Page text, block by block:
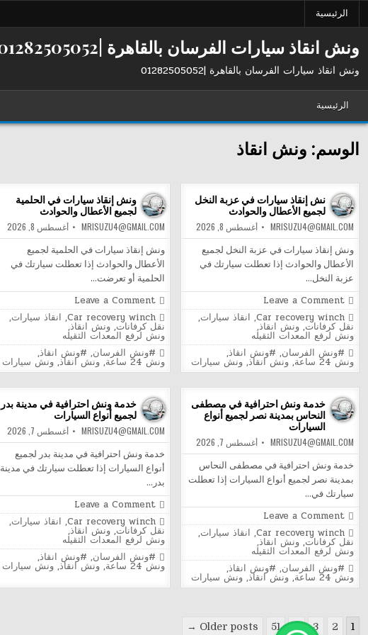
الرئيسية
ونش انقاذ سيارات الفرسان بالقاهرة |01282505052
ونش انقاذ سيارات الفرسان بالقاهرة |01282505052
الرئيسية
الوسم: ونش انقاذ
ونش إنقاذ سيارات في الحلمية
لجميع الأعطال والحوادث
MRISUZU4@GMAIL.COM أغسطس 8, 2026
ونش إنقاذ سيارات في الحلمية لجميع
الأعطال والحوادث إذا تعطلت سيارتك في
الحلمية أو تعرضت…
Leave a Comment
on
ونش
إنقاذ
سيارات
في
الحلمية
لجميع
الأعطال
والحوادث
Posted
in
Car recovery winch
, انقاذ سيارات,
نقل كرفانات, ونش انقاذ,
ونش لرفع المعدات الثقيله
Tagged
#ونش الفرسان, #ونش انقاذ,
ونش 24 ساعة , ونش انقاذ, ونش سيارات
نش إنقاذ سيارات في عزبة النخل
لجميع الأعطال والحوادث
MRISUZU4@GMAIL.COM أغسطس 8, 2026
ونش إنقاذ سيارات في عزبة النخل لجميع
الأعطال والحوادث إذا تعطلت سيارتك في
عزبة النخل…
Leave a Comment
نش
إنقاذ
سيارات
في
عزبة
النخل
لجميع
الأعطال
Posted
in
Car recovery winch
, انقاذ سيارات,
نقل كرفانات,ونش انقاذ,
ونش لرفع المعدات الثقيله
Tagged
#ونش الفرسان, #ونش انقاذ,
ونش 24 ساعة ,ونش انقاذ,ونش سيارات
خدمة ونش احترافية في مدينة بدر
لجميع أنواع السيارات
MRISUZU4@GMAIL.COM أغسطس 7, 2026
خدمة ونش احترافية في مدينة بدر لجميع
أنواع السيارات إذا تعطلت سيارتك في مدينة
بدر…
Leave a Comment
on
خدمة
ونش
احترافية
في
مدينة
بدر
لجميع
السيارات
Posted
in
Car recovery winch
, انقاذ سيارات,
نقل كرفانات, ونش انقاذ,
ونش لرفع المعدات الثقيله
Tagged
#ونش الفرسان, #ونش انقاذ,
ونش 24 ساعة , ونش انقاذ, ونش سيارات
خدمة ونش احترافية في مصطفى
النحاس بمدينة نصر لجميع أنواع
السيارات
MRISUZU4@GMAIL.COM أغسطس 7, 2026
خدمة ونش احترافية في مصطفى النحاس
بمدينة نصر لجميع أنواع السيارات إذا تعطلت
سيارتك في…
Leave a Comment
خدمة
ونش
احترافية
في
مصطفى
النحاس
بمدينة
نصر
Posted
in
Car recovery winch
, انقاذ سيارات,
نقل كرفانات,ونش انقاذ,
ونش لرفع المعدات الثقيله
Tagged
#ونش الفرسان, #ونش انقاذ,
ونش 24 ساعة ,ونش انقاذ,ونش سيارات
Posts
1
2
3
51
Older posts →